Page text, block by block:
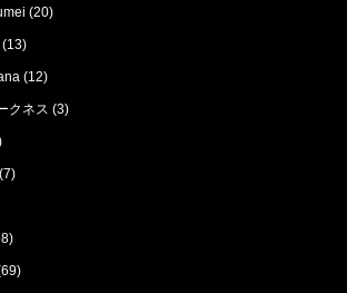
(20)
(13)
(12)
クネス (3)
(7)